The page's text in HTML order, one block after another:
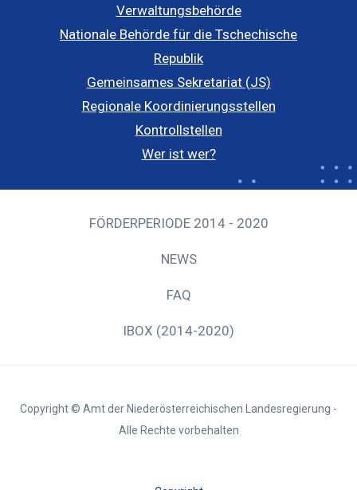
Verwaltungsbehörde
Nationale Behörde für die Tschechische
Republik
Gemeinsames Sekretariat (JS)
Regionale Koordinierungsstellen
Kontrollstellen
Wer ist wer?
FÖRDERPERIODE 2014 - 2020
NEWS
FAQ
IBOX (2014-2020)
Copyright © Amt der Niederösterreichischen Landesregierung -
Alle Rechte vorbehalten